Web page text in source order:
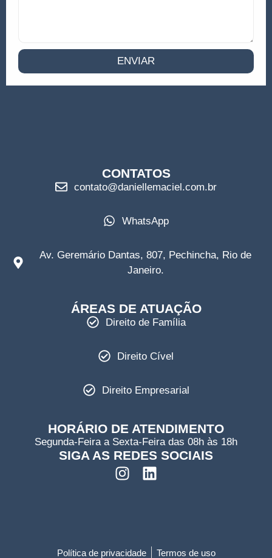
ENVIAR
CONTATOS
contato@daniellemaciel.com.br
WhatsApp
Av. Geremário Dantas, 807, Pechincha, Rio de
Janeiro.
ÁREAS DE ATUAÇÃO
Direito de Família
Direito Cível
Direito Empresarial
HORÁRIO DE ATENDIMENTO
Segunda-Feira a Sexta-Feira das 08h às 18h
SIGA AS REDES SOCIAIS
Política de privacidade Termos de uso